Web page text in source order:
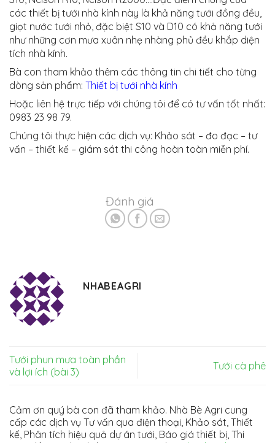
các thiết bị tưới nhà kính này là khả năng tưới đồng đều,
giọt nước tưới nhỏ, đặc biệt S10 và D10 có khả năng tưới
như những cơn mưa xuân nhẹ nhàng phủ đều khắp diện
tích nhà kính.
Bà con tham khảo thêm các thông tin chi tiết cho từng
dòng sản phẩm: Thiết bị tưới nhà kính
Hoặc liên hệ trực tiếp với chúng tôi để có tư vấn tốt nhất:
0983 23 98 79.
Chúng tôi thực hiện các dịch vụ: Khảo sát – đo đạc – tư
vấn – thiết kế – giám sát thi công hoàn toàn miễn phí.
Đánh giá
NHABEAGRI
Tưới phun mưa toàn phần
và lợi ích (bài 3)
Tưới cà phê
Cảm ơn quý bà con đã tham khảo. Nhà Bè Agri cung
cấp các dịch vụ Tư vấn qua điện thoại, Khảo sát, Thiết
kế, Phân tích hiệu quả dự án tưới, Báo giá thiết bị, Thi